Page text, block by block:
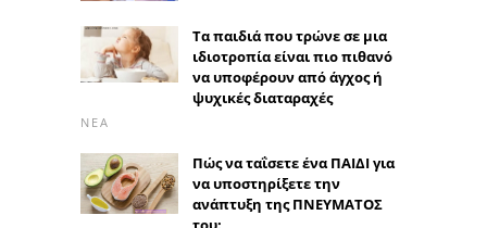
Τα παιδιά που τρώνε σε μια
ιδιοτροπία είναι πιο πιθανό
να υποφέρουν από άγχος ή
ψυχικές διαταραχές
ΝΈΑ
Πώς να ταΐσετε ένα ΠΑΙΔΙ για
να υποστηρίξετε την
ανάπτυξη της ΠΝΕΥΜΑΤΟΣ